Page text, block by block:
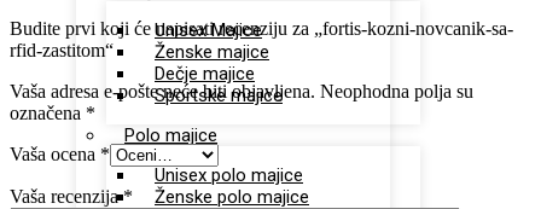
Unisex Majice
Ženske majice
Dečje majice
Sportske majice
Polo majice
Unisex polo majice
Ženske polo majice
Budite prvi koji će napisati recenziju za „fortis-kozni-novcanik-sa-
rfid-zastitom“
Vaša adresa e-pošte neće biti objavljena. Neophodna polja su
označena *
Vaša ocena *
Vaša recenzija*